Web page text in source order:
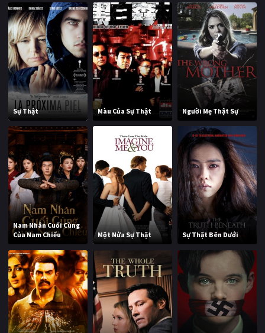
Sự Thật Màu Của Sự Thật Người Mẹ Thật Sự
Nam Nhân Cuối Cùng
Của Nam Chiếu
Một Nửa Sự Thật Sự Thật Bên Dưới